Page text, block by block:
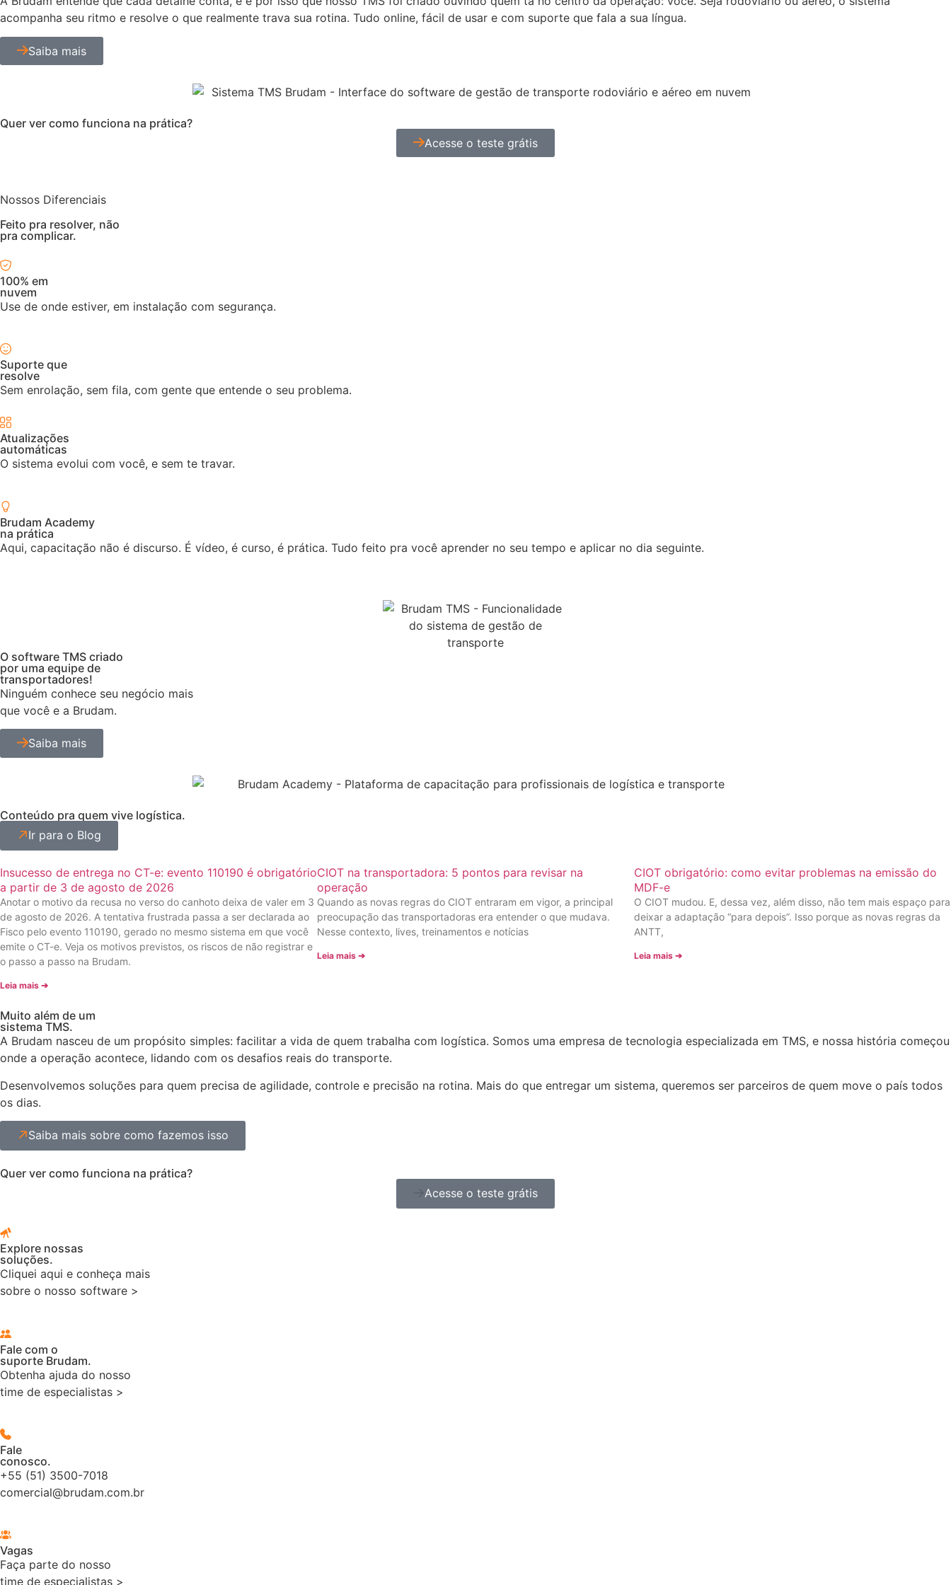
acompanha seu ritmo e resolve o que realmente trava sua rotina. Tudo online, fácil de usar e com suporte que fala a sua língua.
Saiba mais
Quer ver como funciona na prática?
Acesse o teste grátis
Nossos Diferenciais
Feito pra resolver, não
pra complicar.
100% em
nuvem
Use de onde estiver, em instalação com segurança.
Suporte que
resolve
Sem enrolação, sem fila, com gente que entende o seu problema.
Atualizações
automáticas
O sistema evolui com você, e sem te travar.
Brudam Academy
na prática
Aqui, capacitação não é discurso. É vídeo, é curso, é prática. Tudo feito pra você aprender no seu tempo e aplicar no dia seguinte.
O software TMS criado
por uma equipe de
transportadores!
Ninguém conhece seu negócio mais
que você e a Brudam.
Saiba mais
Conteúdo pra quem vive logística.
Ir para o Blog
Insucesso de entrega no CT-e: evento 110190 é obrigatório
a partir de 3 de agosto de 2026
Anotar o motivo da recusa no verso do canhoto deixa de valer em 3
de agosto de 2026. A tentativa frustrada passa a ser declarada ao
Fisco pelo evento 110190, gerado no mesmo sistema em que você
emite o CT-e. Veja os motivos previstos, os riscos de não registrar e
o passo a passo na Brudam.
Leia mais ➔
CIOT na transportadora: 5 pontos para revisar na
operação
Quando as novas regras do CIOT entraram em vigor, a principal
preocupação das transportadoras era entender o que mudava.
Nesse contexto, lives, treinamentos e notícias
Leia mais ➔
CIOT obrigatório: como evitar problemas na emissão do
MDF-e
O CIOT mudou. E, dessa vez, além disso, não tem mais espaço para
deixar a adaptação “para depois”. Isso porque as novas regras da
ANTT,
Leia mais ➔
Muito além de um
sistema TMS.
A Brudam nasceu de um propósito simples: facilitar a vida de quem trabalha com logística. Somos uma empresa de tecnologia especializada em TMS, e nossa história começou
onde a operação acontece, lidando com os desafios reais do transporte.
Desenvolvemos soluções para quem precisa de agilidade, controle e precisão na rotina. Mais do que entregar um sistema, queremos ser parceiros de quem move o país todos
os dias.
Saiba mais sobre como fazemos isso
Quer ver como funciona na prática?
Acesse o teste grátis
Explore nossas
soluções.
Cliquei aqui e conheça mais
sobre o nosso software >
Fale com o
suporte Brudam.
Obtenha ajuda do nosso
time de especialistas >
Fale
conosco.
+55 (51) 3500-7018
comercial@brudam.com.br
Vagas
Faça parte do nosso
time de especialistas >